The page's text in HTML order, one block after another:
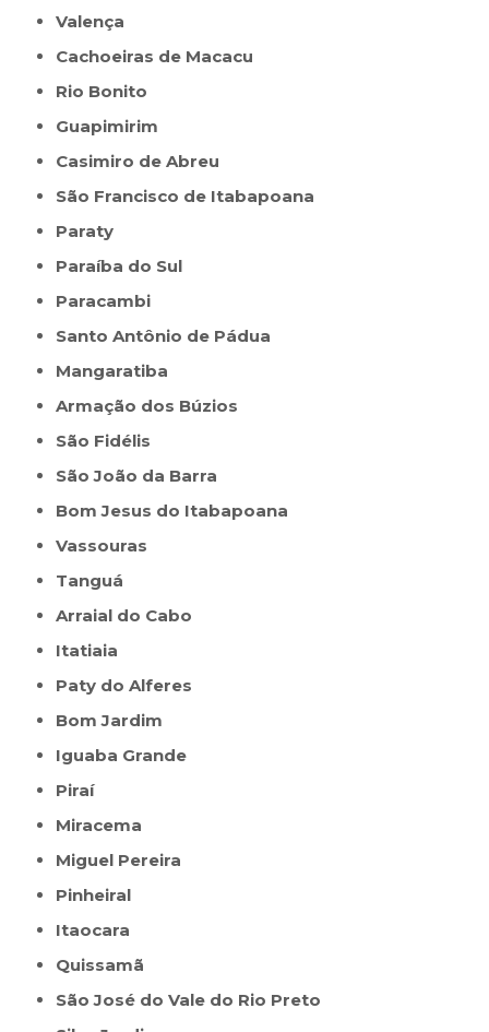
Valença
Cachoeiras de Macacu
Rio Bonito
Guapimirim
Casimiro de Abreu
São Francisco de Itabapoana
Paraty
Paraíba do Sul
Paracambi
Santo Antônio de Pádua
Mangaratiba
Armação dos Búzios
São Fidélis
São João da Barra
Bom Jesus do Itabapoana
Vassouras
Tanguá
Arraial do Cabo
Itatiaia
Paty do Alferes
Bom Jardim
Iguaba Grande
Piraí
Miracema
Miguel Pereira
Pinheiral
Itaocara
Quissamã
São José do Vale do Rio Preto